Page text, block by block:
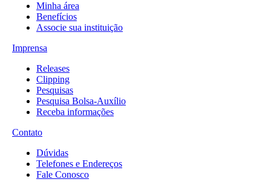
Minha área
Benefícios
Associe sua instituição
Imprensa
Releases
Clipping
Pesquisas
Pesquisa Bolsa-Auxílio
Receba informações
Contato
Dúvidas
Telefones e Endereços
Fale Conosco